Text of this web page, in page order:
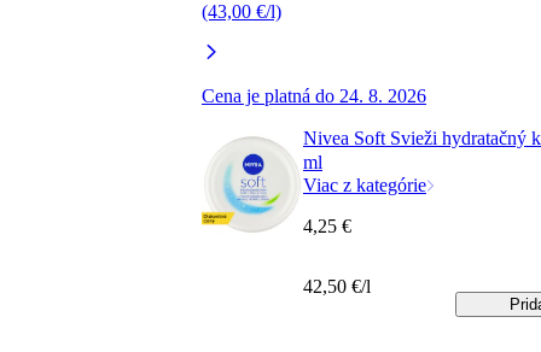
(43,00 €/l)
Cena je platná do 24. 8. 2026
Nivea Soft Svieži hydratačný
ml
Viac z kategórie
4,25 €
42,50 €/l